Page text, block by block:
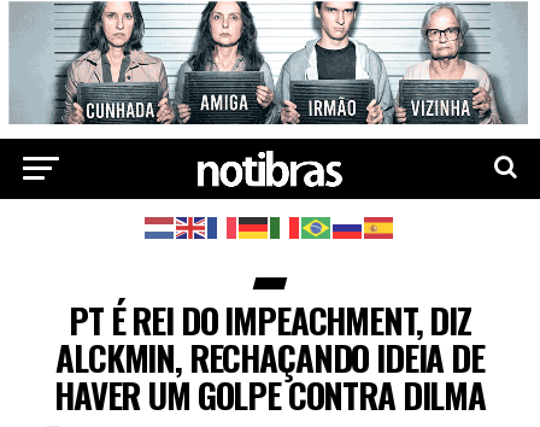
PT É REI DO IMPEACHMENT, DIZ
ALCKMIN, RECHAÇANDO IDEIA DE
HAVER UM GOLPE CONTRA DILMA